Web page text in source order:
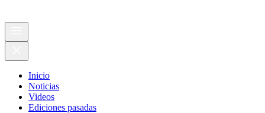
Inicio
Noticias
Videos
Ediciones pasadas